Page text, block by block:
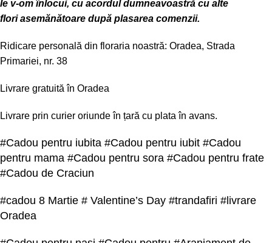
le v-om înlocui, cu acorduldumneavoastră cu alte
floriasemănătoare după plasarea comenzii.
Ridicare personală din floraria noastră: Oradea, Strada
Primariei, nr. 38
Livrare gratuită în Oradea
Livrare prin curier oriundeîn țară cu plata în avans.
#Cadou pentru iubita #Cadou pentru iubit #Cadou
pentru mama #Cadou pentru sora #Cadou pentru frate
#Cadou de Craciun
#cadou 8 Martie # Valentine’s Day #trandafiri #livrare
Oradea